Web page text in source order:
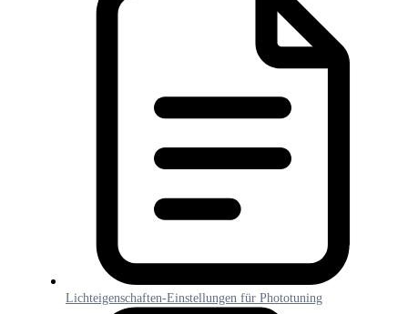
Lichteigenschaften-Einstellungen für Phototuning